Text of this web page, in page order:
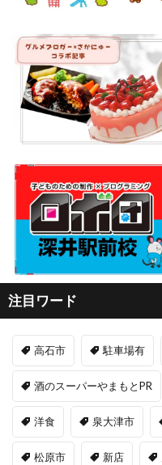
注目ワード
高石市 駐車場有
酒のスーパーやまもとPR
洋食 泉大津市
松原市 新店